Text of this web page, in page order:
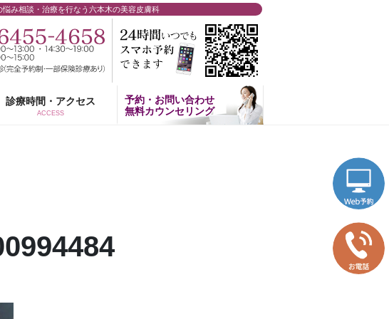
み相談・治療を行なう六本木の美容皮膚科
診療時間・アクセス
ACCESS
予約・お問い合わせ
無料カウンセリング